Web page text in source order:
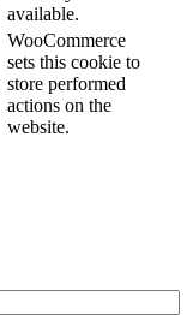
available.
WooCommerce
sets this cookie to
store performed
actions on the
website.